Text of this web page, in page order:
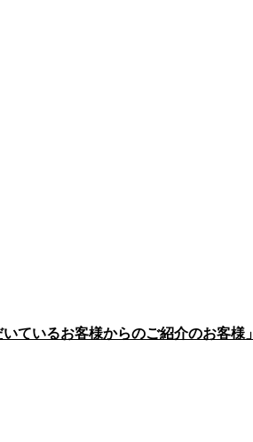
ているお客様からのご紹介のお客様」